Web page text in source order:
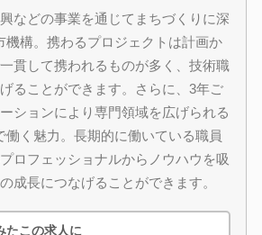
などの事業を通じてまちづくりに深
機構。携わるプロジェクトは計画か
貫して携われるものが多く、技術職
ることができます。さらに、3年ご
ションにより専門領域を広げられる
働く魅力。長期的に働いている職員
ロフェッショナルからノウハウを吸
成長につなげることができます。
たこの求人に